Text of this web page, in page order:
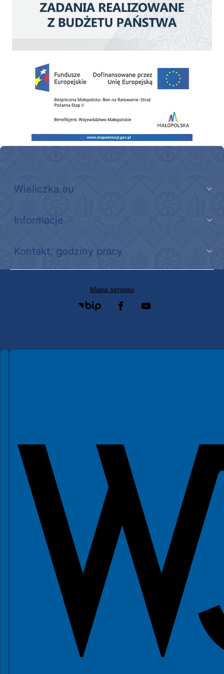
Zakup fabrycznie nowego, średniego samochodu ratowniczo-gaśniczego z
Wieliczka.eu
Informacje
Kontakt, godziny pracy
Mapa serwisu
Spełniamy standardy WCAG 2.2
Spełniamy standardy W3C